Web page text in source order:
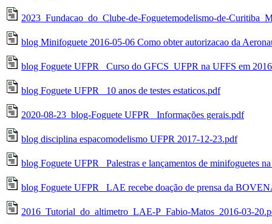
2023_Fundacao_do_Clube-de-Foguetemodelismo-de-
blog Minifoguete 2016-05-06 Como obter autorizacao da
blog Foguete UFPR_ Curso do GFCS_UFPR na UFFS em
blog Foguete UFPR_ 10 anos de testes estaticos.pdf
2020-08-23_blog-Foguete UFPR_ Informações gerais.pdf
blog disciplina espacomodelismo UFPR 2017-12-23.pdf
blog Foguete UFPR_ Palestras e lançamentos de minifoguetes
blog Foguete UFPR_ LAE recebe doação de prensa da
2016_Tutorial_do_altimetro_LAE-P_Fabio-Matos_2016-03-